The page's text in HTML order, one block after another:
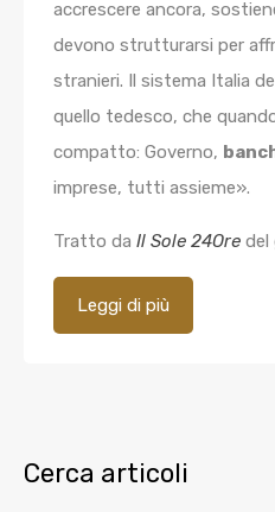
accrescere ancora,
devono strutturarsi per
stranieri. Il sistema Italia
quello tedesco, che
compatto: Governo,
imprese, tutti assieme».
Tratto da Il Sole 24Ore del
Leggi di più
Cerca articoli